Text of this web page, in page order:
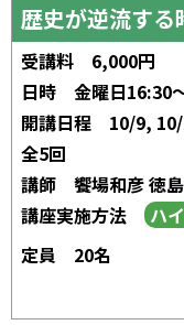
歴史が逆流す
受講料
6,000円
日時
金曜日16:30
開講日程
10/9,
全5回
講師
饗場和彦 徳
講座実施方法
定員
20名